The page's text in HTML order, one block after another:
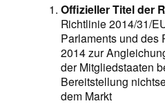
Offizieller Titel der
Richtlinie 2014/31/
Parlaments und des
2014 zur
der Mitgliedstaaten
Bereitstellung
dem Markt